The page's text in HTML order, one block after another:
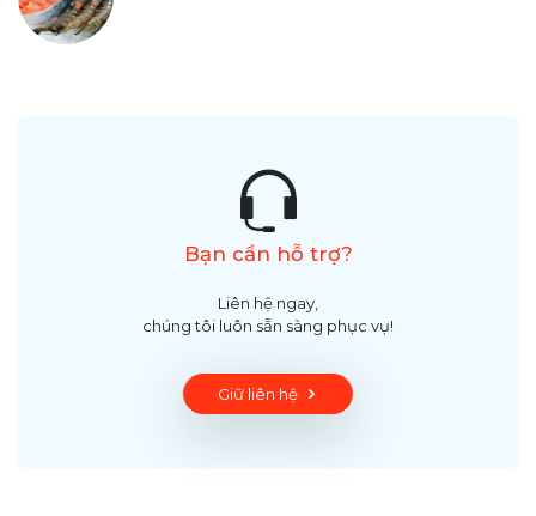
Bạn cần hỗ trợ?
Liên hệ ngay,
chúng tôi luôn sẵn sàng phục vụ!
Giữ liên hệ